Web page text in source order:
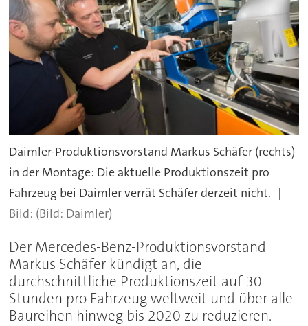
Daimler-Produktionsvorstand Markus Schäfer (rechts)
in der Montage: Die aktuelle Produktionszeit pro
Fahrzeug bei Daimler verrät Schäfer derzeit nicht.
(Bild: Daimler)
Der Mercedes-Benz-Produktionsvorstand
Markus Schäfer kündigt an, die
durchschnittliche Produktionszeit auf 30
Stunden pro Fahrzeug weltweit und über alle
Baureihen hinweg bis 2020 zu reduzieren.